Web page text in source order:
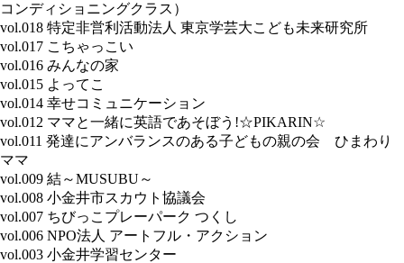
コンディショニングクラス）
vol.018 特定非営利活動法人 東京学芸大こども未来研究所
vol.017 こちゃっこい
vol.016 みんなの家
vol.015 よってこ
vol.014 幸せコミュニケーション
vol.012 ママと一緒に英語であそぼう!☆PIKARIN☆
vol.011 発達にアンバランスのある子どもの親の会 ひまわり
ママ
vol.009 結～MUSUBU～
vol.008 小金井市スカウト協議会
vol.007 ちびっこプレーパーク つくし
vol.006 NPO法人 アートフル・アクション
vol.003 小金井学習センター